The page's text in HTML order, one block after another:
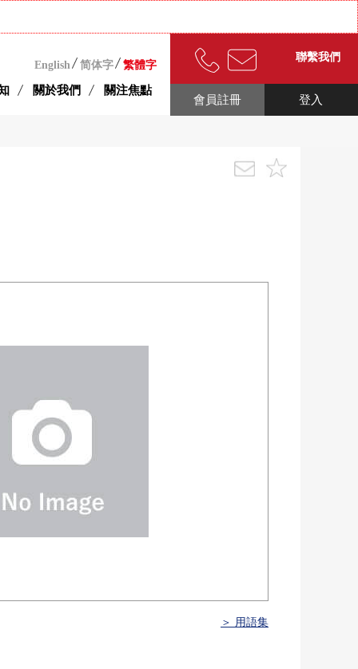
English 简体字 繁體字
關於我們 關注焦點
聯繫我們
登入
會員註冊
＞ 用語集